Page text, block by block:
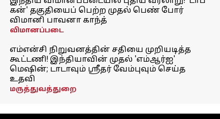
கன்' தகுதியைப் பெற்ற முதல் பெண் போர்
விமானி பாவனா காந்த்
விமானப்படை
எம்என்சி நிறுவனத்தின் சதியை முறியடித்த
கூட்டணி! இந்தியாவின் முதல் 'எம்ஆர்ஐ'
மெஷின்; டாடாவும் ஸ்ரீதர் வேம்புவும் செய்த
உதவி
மருத்துவத்துறை